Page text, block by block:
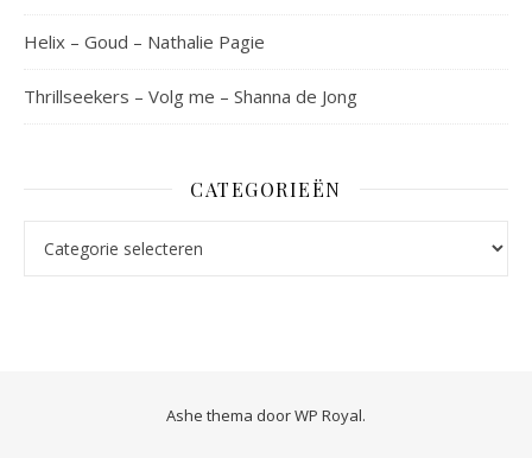
Helix – Goud – Nathalie Pagie
Thrillseekers – Volg me – Shanna de Jong
CATEGORIEËN
Ashe thema doorWP Royal.